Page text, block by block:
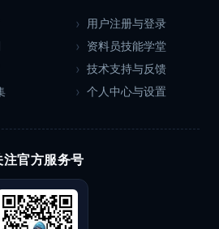
用户注册与登录
资料员技能学堂
技术支持与反馈
个人中心与设置
注官方服务号